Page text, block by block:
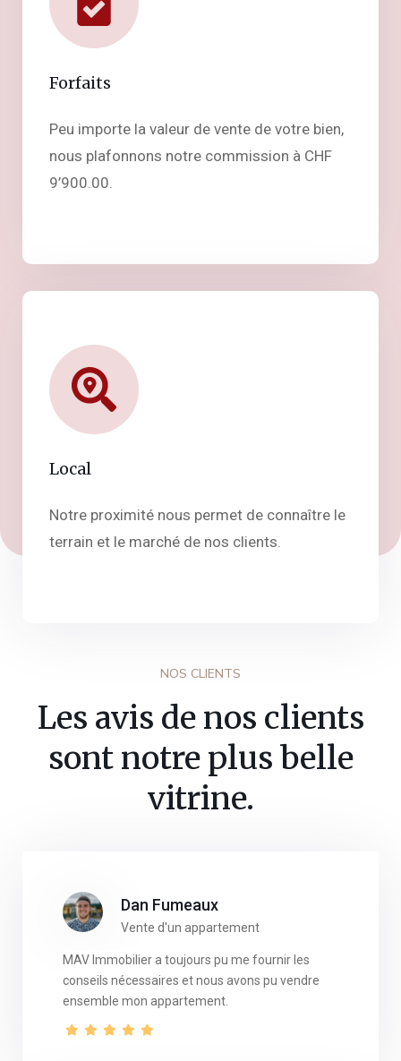
Forfaits
Peu importe la valeur de vente de votre bien,
nous plafonnons notre commission à CHF
9’900.00.
Local
Notre proximité nous permet de connaître le
terrain et le marché de nos clients.
NOS CLIENTS
Les avis de nos clients
sont notre plus belle
vitrine.
Dan Fumeaux
Vente d'un appartement
MAV Immobilier a toujours pu me fournir les
conseils nécessaires et nous avons pu vendre
ensemble mon appartement.